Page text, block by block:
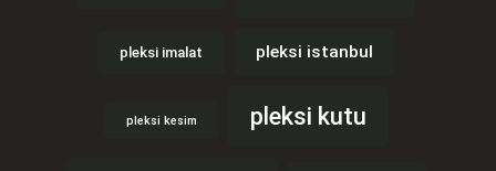
pleksi imalat pleksi istanbul
pleksi kesim pleksi kutu